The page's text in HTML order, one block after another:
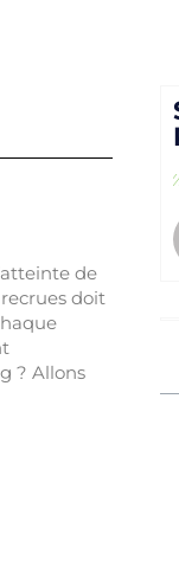
de
doit
? Allons